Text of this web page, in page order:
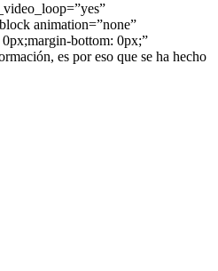
animation=”none”
bottom: 0px;”
es por eso que se ha hecho